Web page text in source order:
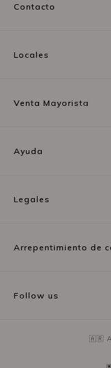
Contacto
Locales
Venta Mayorista
Ayuda
Legales
Arrepentimiento de
Follow us
🇦🇷